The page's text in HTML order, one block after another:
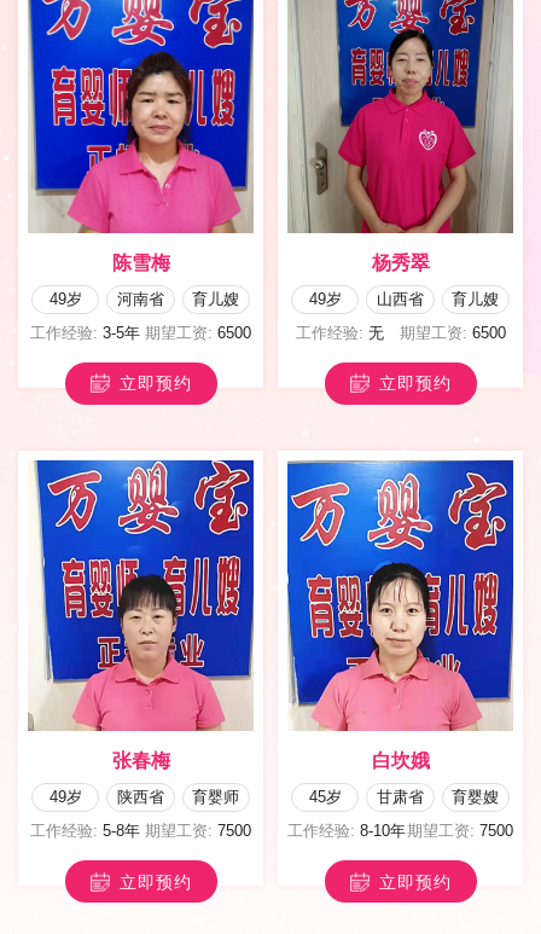
陈雪梅
49岁 河南省
育儿嫂
工作经验: 3-5年 期望工资: 6500
立即预约
杨秀翠
49岁 山西省
育儿嫂
工作经验: 无 期望工资: 6500
立即预约
张春梅
49岁 陕西省
育婴师
工作经验: 5-8年 期望工资: 7500
立即预约
白坎娥
45岁 甘肃省
育婴嫂
工作经验:8-10年期望工资: 7500
立即预约